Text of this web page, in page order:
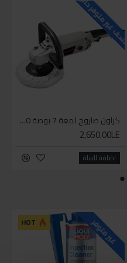
للاسف غير متوفر حاليا
كراون صاروخ لمعة 7 بوصة 1300 وات
2,650.00LE
اضافة للسلة
HOT غير متوفر